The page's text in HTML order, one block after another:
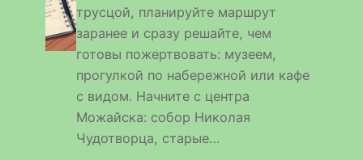
трусцой, планируйте маршрут
заранее и сразу решайте, чем
готовы пожертвовать: музеем,
прогулкой по набережной или кафе
с видом. Начните с центра
Можайска: собор Николая
Чудотворца, старые…